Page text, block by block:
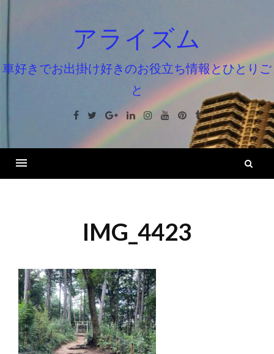
ン
ツ
ッ
アライズム
車好きでお出掛け好きのお役立ち情報とひとりご
と
Facebook
TwitterGoogle+LinkedinInstagramYoutube
Pinterest
Tumblr
IMG_4423